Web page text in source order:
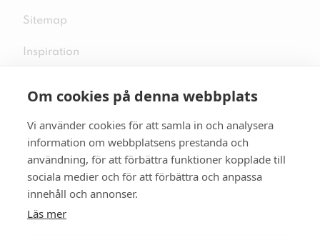
Om cookies på denna webbplats
Vi använder cookies för att samla in och analysera
information om webbplatsens prestanda och
användning, för att förbättra funktioner kopplade till
sociala medier och för att förbättra och anpassa
innehåll och annonser.
Läs mer
Sitemap
Inspiration
Följ oss på sociala medier
Se mer skor: skopunkten.se